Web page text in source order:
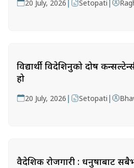
20 July, 2026 | Setopati |
विद्यार्थी विदेशिनुको दोष
हो
20 July, 2026 | Setopati |
वैदेशिक रोजगारी : धनुषाबाट